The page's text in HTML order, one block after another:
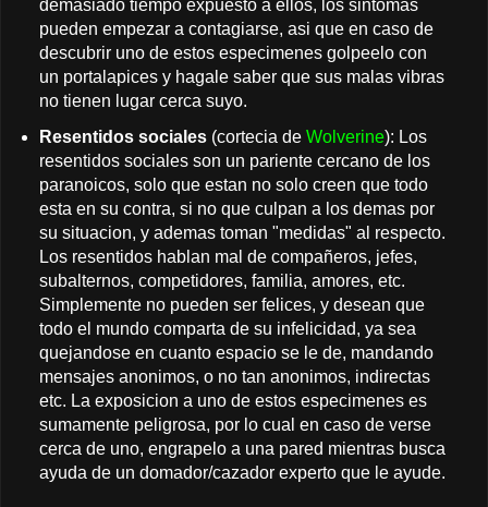
demasiado tiempo expuesto a ellos, los sintomas
pueden empezar a contagiarse, asi que en caso de
descubrir uno de estos especimenes golpeelo con
un portalapices y hagale saber que sus malas vibras
no tienen lugar cerca suyo.
Resentidos sociales(cortecia de Wolverine): Los
resentidos sociales son un pariente cercano de los
paranoicos, solo que estan no solo creen que todo
esta en su contra, si no que culpan a los demas por
su situacion, y ademas toman "medidas" al respecto.
Los resentidos hablan mal de compañeros, jefes,
subalternos, competidores, familia, amores, etc.
Simplemente no pueden ser felices, y desean que
todo el mundo comparta de su infelicidad, ya sea
quejandose en cuanto espacio se le de, mandando
mensajes anonimos, o no tan anonimos, indirectas
etc. La exposicion a uno de estos especimenes es
sumamente peligrosa, por lo cual en caso de verse
cerca de uno, engrapelo a una pared mientras busca
ayuda de un domador/cazador experto que le ayude.